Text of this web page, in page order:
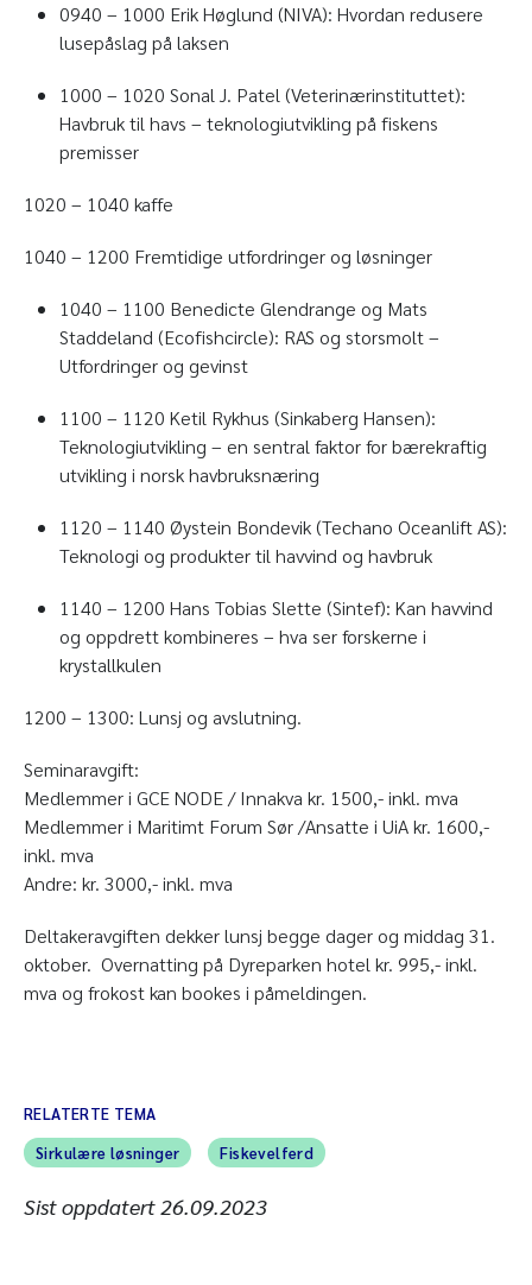
0940 – 1000 Erik Høglund (NIVA): Hvordan redusere
lusepåslag på laksen
1000 – 1020 Sonal J. Patel (Veterinærinstituttet):
Havbruk til havs – teknologiutvikling på fiskens
premisser
1020 – 1040 kaffe
1040 – 1200 Fremtidige utfordringer og løsninger
1040 – 1100 Benedicte Glendrange og Mats
Staddeland (Ecofishcircle): RAS og storsmolt –
Utfordringer og gevinst
1100 – 1120 Ketil Rykhus (Sinkaberg Hansen):
Teknologiutvikling – en sentral faktor for bærekraftig
utvikling i norsk havbruksnæring
1120 – 1140 Øystein Bondevik (Techano Oceanlift AS):
Teknologi og produkter til havvind og havbruk
1140 – 1200 Hans Tobias Slette (Sintef): Kan havvind
og oppdrett kombineres – hva ser forskerne i
krystallkulen
1200 – 1300: Lunsj og avslutning.
Seminaravgift:
Medlemmer i GCE NODE / Innakva kr. 1500,- inkl. mva
Medlemmer i Maritimt Forum Sør /Ansatte i UiA kr. 1600,-
inkl. mva
Andre: kr. 3000,- inkl. mva
Deltakeravgiften dekker lunsj begge dager og middag 31.
oktober. Overnatting på Dyreparken hotel kr. 995,- inkl.
mva og frokost kan bookes i påmeldingen.
RELATERTE TEMA
Sirkulære løsninger
Fiskevelferd
Sist oppdatert26.09.2023